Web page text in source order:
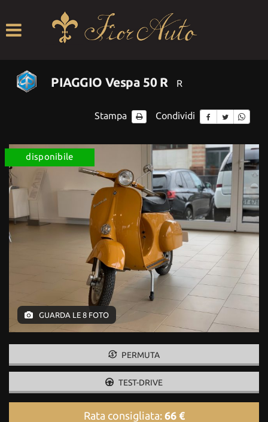
ACQUISTIAMO USATO
CONTRIBUTI
CONTATTI
PIAGGIO Vespa 50 R R
Stampa Condividi
disponibile
GUARDA LE 8 FOTO
PERMUTA
TEST-DRIVE
Rata consigliata: 66 €